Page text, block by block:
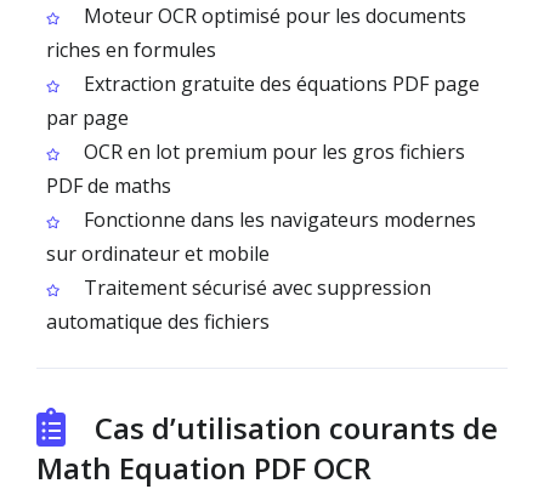
Moteur OCR optimisé pour les documents
riches en formules
Extraction gratuite des équations PDF page
par page
OCR en lot premium pour les gros fichiers
PDF de maths
Fonctionne dans les navigateurs modernes
sur ordinateur et mobile
Traitement sécurisé avec suppression
automatique des fichiers
Cas d’utilisation courants de
Math Equation PDF OCR